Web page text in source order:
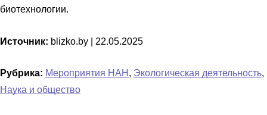
биотехнологии.
Источник: blizko.by | 22.05.2025
Рубрика: Мероприятия НАН , Экологическая деятельность,
Наука и общество